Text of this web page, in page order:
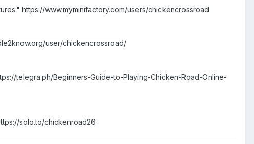
https://www.myminifactory.com/users/chickencrossroad
user/chickencrossroad/
telegra.ph/Beginners-Guide-to-Playing-Chicken-Road-Online-
solo.to/chickenroad26